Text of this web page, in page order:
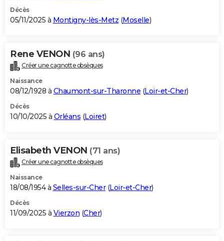
Décès
05/11/2025 à Montigny-lès-Metz (Moselle)
Rene VENON (96 ans)
Créer une cagnotte obsèques
Naissance
08/12/1928 à Chaumont-sur-Tharonne (Loir-et-Cher)
Décès
10/10/2025 à Orléans (Loiret)
Elisabeth VENON (71 ans)
Créer une cagnotte obsèques
Naissance
18/08/1954 à Selles-sur-Cher(Loir-et-Cher)
Décès
11/09/2025 à Vierzon (Cher)